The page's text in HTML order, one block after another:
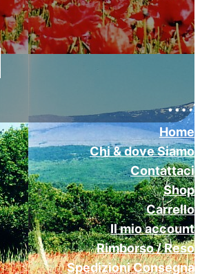
….
Home
Chi & dove Siamo
Contattaci
Shop
Carrello
Il mio account
Rimborso / Reso
Spedizioni Consegna